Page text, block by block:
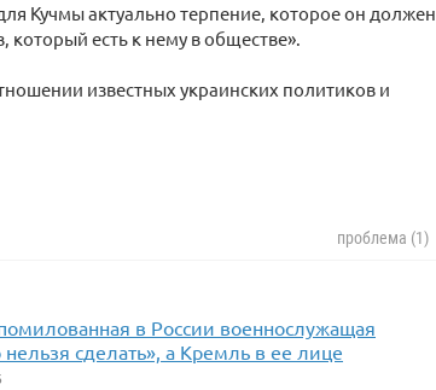
Кучмы актуально терпение, которое он должен
который есть к нему в обществе».
известных украинских политиков и
проблема (1)
в России военнослужащая
сделать», а Кремль в ее лице